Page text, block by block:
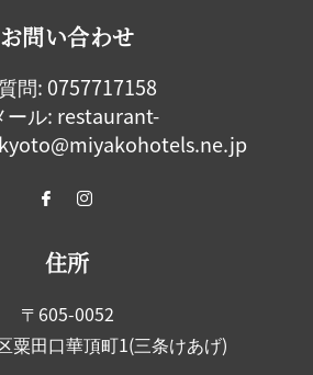
お問い合わせ
問: 0757717158
ール: restaurant-
住所
〒605-0052
粟田口華頂町1(三条けあげ)